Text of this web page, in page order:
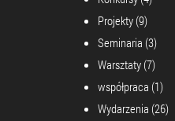
Projekty (9)
Seminaria (3)
Warsztaty (7)
współpraca (1)
Wydarzenia (26)